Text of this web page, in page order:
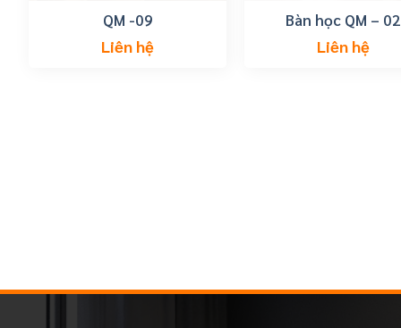
QM -09
Liên hệ
Bàn học QM – 02
Liên hệ